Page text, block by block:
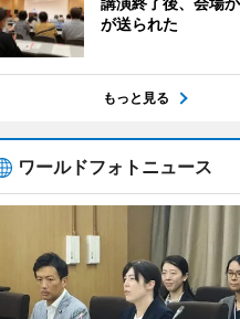
が送られた
もっと見る
ワールドフォトニュース